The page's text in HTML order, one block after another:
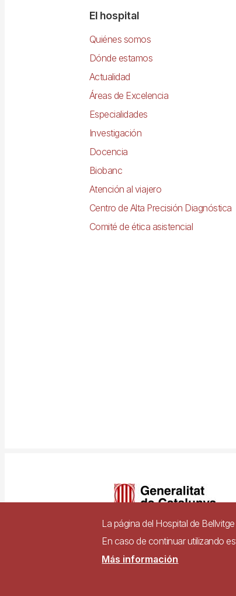
NavegacióEl hospital
Quiénes somos
Dónde estamos
Actualidad
Áreas de Excelencia
Especialidades
Investigación
Docencia
Biobanc
Atención al viajero
Centro de Alta Precisión Diagnóstica
Comité de ética asistencial
Pie
La página del Hospital de
En caso de continuar utilizando
Más información